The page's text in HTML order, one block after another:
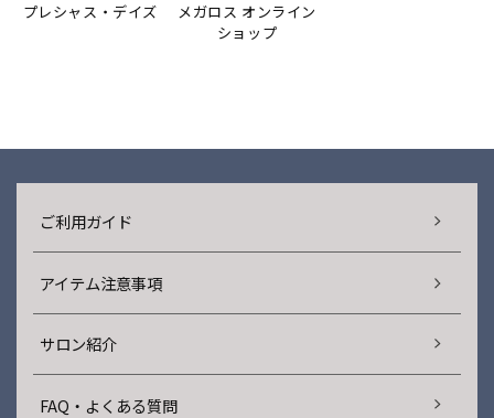
プレシャス・デイズ
メガロス オンライン
ショップ
ご利用ガイド
アイテム注意事項
サロン紹介
FAQ・よくある質問